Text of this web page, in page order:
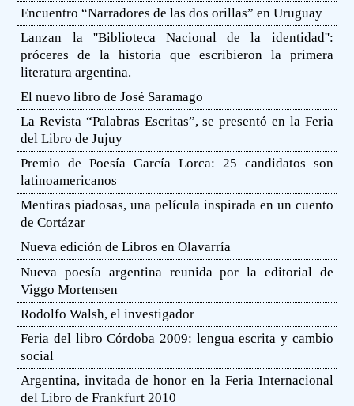
Encuentro “Narradores de las dos orillas” en Uruguay
Lanzan la ''Biblioteca Nacional de la identidad'':
próceres de la historia que escribieron la primera
literatura argentina.
El nuevo libro de José Saramago
La Revista “Palabras Escritas”, se presentó en la Feria
del Libro de Jujuy
Premio de Poesía García Lorca: 25 candidatos son
latinoamericanos
Mentiras piadosas, una película inspirada en un cuento
de Cortázar
Nueva edición de Libros en Olavarría
Nueva poesía argentina reunida por la editorial de
Viggo Mortensen
Rodolfo Walsh, el investigador
Feria del libro Córdoba 2009: lengua escrita y cambio
social
Argentina, invitada de honor en la Feria Internacional
del Libro de Frankfurt 2010